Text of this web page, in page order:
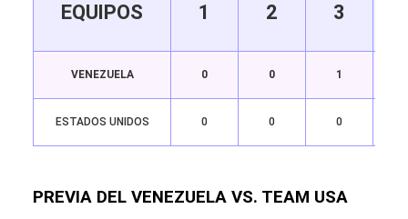
EQUIPOS 1 2 3
VENEZUELA 0 0 1
ESTADOS UNIDOS 0 0 0
PREVIA DEL VENEZUELA VS. TEAM USA